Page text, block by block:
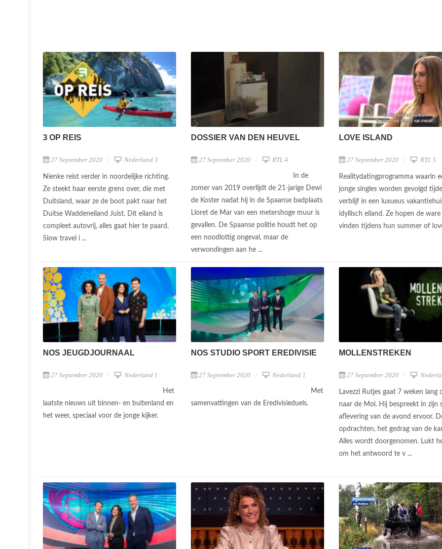
3 OP REIS
27 September 2020 Nederland 3
Nienke reist verder in noordelijke richting.
Ze steekt haar eerste grens over, die met
Duitsland, waar ze de boot pakt naar het
Duitse Waddeneiland Juist. Dit eiland is
compleet autovrij, alles gaat hier te paard.
Slow travel i ...
DOSSIER VAN DEN HEUVEL
27 September 2020 RTL 4
In de
zomer van 2019 overlijdt de 21-jarige Dewi
de Koster nadat hij in de Spaanse badplaats
Lloret de Mar van een metershoge muur is
gevallen. De Spaanse politie houdt het op
een noodlottig ongeval, maar de
verwondingen aan he ...
LOVE ISLAND
27 September 2020 RTL 5
Realitydatingprogramma waarin
jonge singles worden gevolgd
verblijf in een luxueus
idyllisch eiland. Ze hopen de
vinden tijdens hun summer of
NOS JEUGDJOURNAAL
27 September 2020 Nederland 1
Het
laatste nieuws uit binnen- en buitenland en
het weer, speciaal voor de jonge kijker.
NOS STUDIO SPORT EREDIVISIE
27 September 2020 Nederland 1
Met
samenvattingen van de Eredivisieduels.
MOLLENSTREKEN
27 September 2020
Lavezzi Rutjes gaat 7 weken lang
naar de Mol. Hij bespreekt in zijn
aflevering van de avond ervoor.
opdrachten, het gedrag van de
Alles wordt doorgenomen. Lukt
om het antwoord te v ...